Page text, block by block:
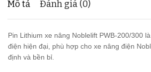
Mô tả Đánh giá (0)
Pin Lithium xe nâng Noblelift PWB-200/300
điện hiện đại, phù hợp cho xe nâng điện
định và bền bỉ.